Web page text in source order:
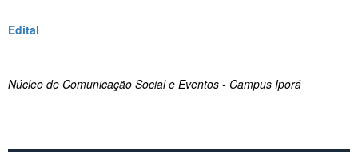
Edital
Núcleo de Comunicação Social e Eventos - Campus Iporá